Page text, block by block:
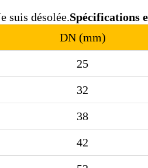
suis désolée.Spécifications
DN (mm)
25
32
38
42